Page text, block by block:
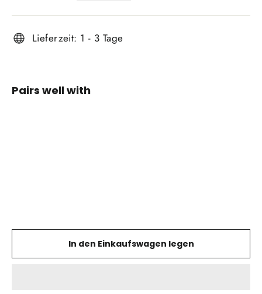
Lieferzeit: 1 - 3 Tage
Pairs well with
In den Einkaufswagen legen